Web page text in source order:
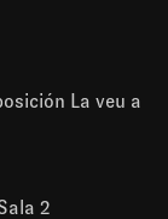
La veu a
2